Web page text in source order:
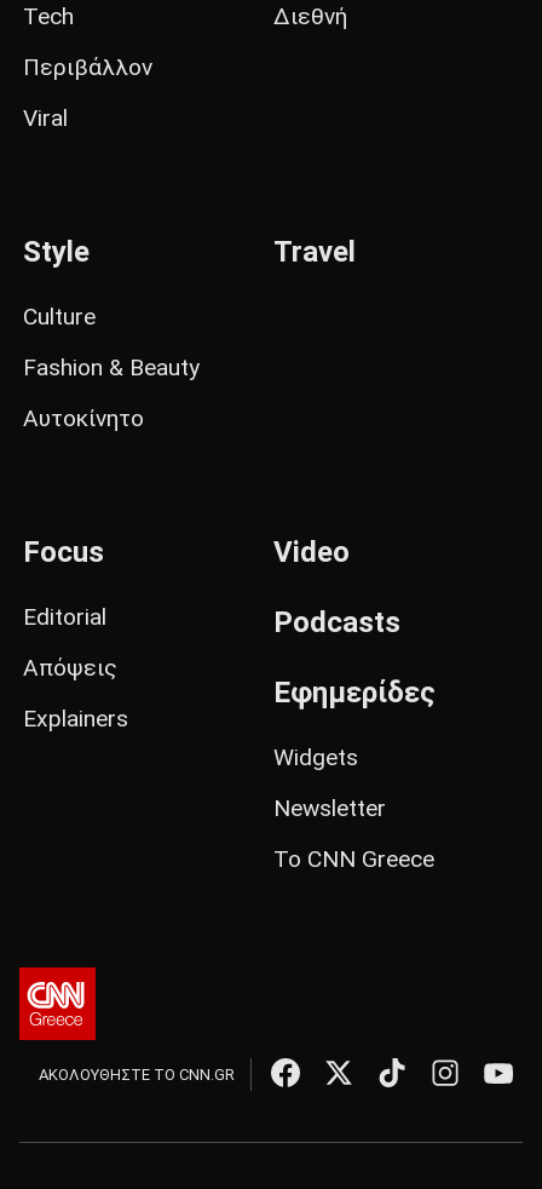
Tech
Περιβάλλον
Viral
Διεθνή
Style
Culture
Fashion & Beauty
Αυτοκίνητο
Travel
Focus
Editorial
Απόψεις
Explainers
Video
Podcasts
Εφημερίδες
Widgets
Newsletter
Το CNN Greece
ΑΚΟΛΟΥΘΗΣΤΕ ΤΟ CNN.GR